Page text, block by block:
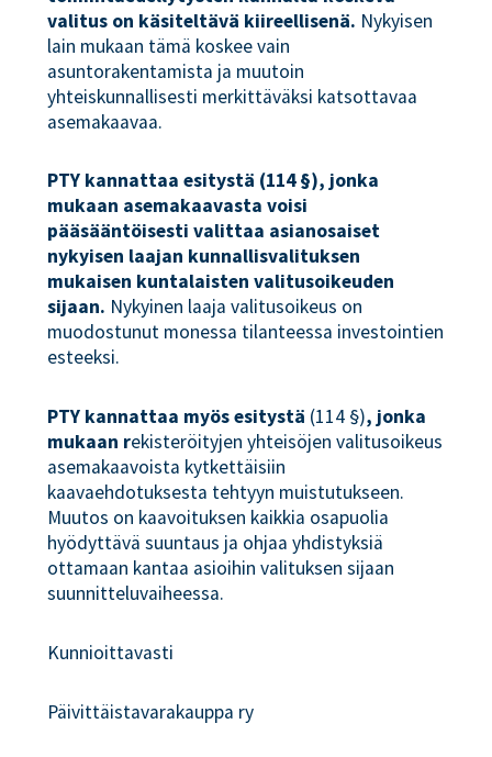
valitus on käsiteltävä kiireellisenä. Nykyisen
lain mukaan tämä koskee vain
asuntorakentamista ja muutoin
yhteiskunnallisesti merkittäväksi katsottavaa
asemakaavaa.
PTY kannattaa esitystä (114 §), jonka
mukaan asemakaavasta voisi
pääsääntöisesti valittaa asianosaiset
nykyisen laajan kunnallisvalituksen
mukaisen kuntalaisten valitusoikeuden
sijaan. Nykyinen laaja valitusoikeus on
muodostunut monessa tilanteessa investointien
esteeksi.
PTY kannattaa myös esitystä (114 §), jonka
mukaan rekisteröityjen yhteisöjen valitusoikeus
asemakaavoista kytkettäisiin
kaavaehdotuksesta tehtyyn muistutukseen.
Muutos on kaavoituksen kaikkia osapuolia
hyödyttävä suuntaus ja ohjaa yhdistyksiä
ottamaan kantaa asioihin valituksen sijaan
suunnitteluvaiheessa.
Kunnioittavasti
Päivittäistavarakauppa ry